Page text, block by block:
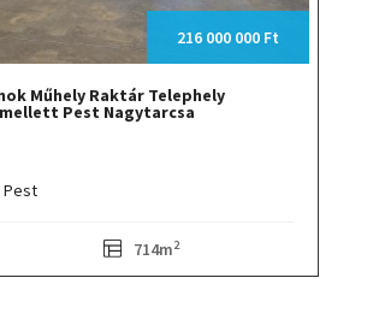
216 000 000 Ft
Műhely Raktár Telephely
Pest Nagytarcsa
Pest
714m2